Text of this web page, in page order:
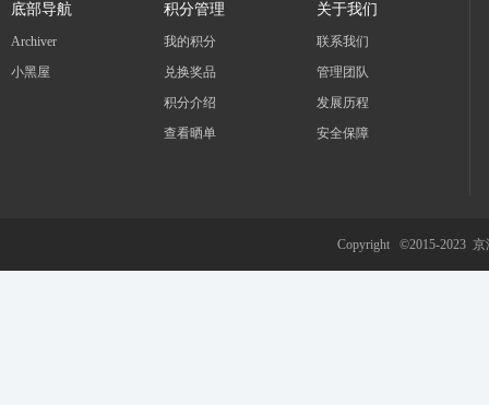
底部导航
Archiver
小黑屋
积分管理
我的积分
兑换奖品
积分介绍
查看晒单
关于我们
联系我们
管理团队
发展历程
安全保障
Copyright ©2015-2023 京